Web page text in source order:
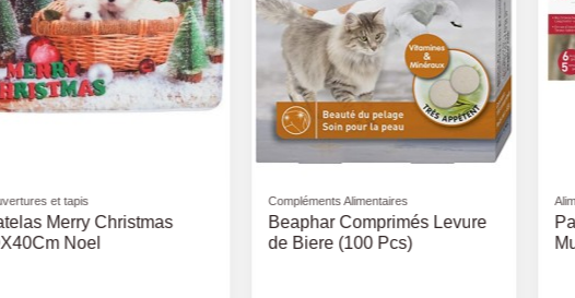
Pro Plan
Medium Adult Sensitive
Digestion - Pro Plan -
Pro Plan
Proplan Chat Sterilised 3Kg
Saumon